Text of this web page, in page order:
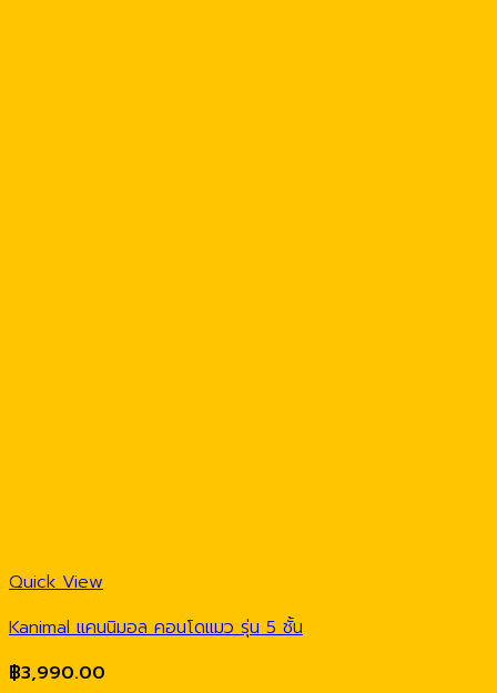
Quick View
Kanimal แคนนิมอล คอนโดแมว รุ่น 5 ชั้น
฿3,990.00